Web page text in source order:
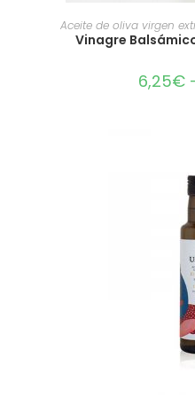
Aceite de oliva virgen
Vinagre
6,25€